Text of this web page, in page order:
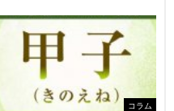
コラム